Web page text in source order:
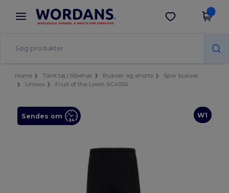
× Wordans-app
Bedre priser i appen!
Hent app
Home Tomt tøj | tilbehør Bukser og shorts
Spor bukser
Unisex
Fruit of the Loom SC4056
W1
Sendes om